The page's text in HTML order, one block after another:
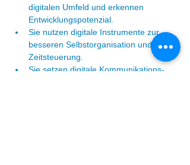
digitalen Umfeld und erkennen
Entwicklungspotenzial.
Sie nutzen digitale Instrumente zur
besseren Selbstorganisation und
Zeitsteuerung.
Sie setzen digitale Kommunikations-